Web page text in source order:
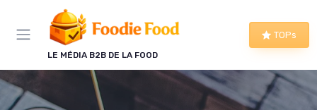
LE MÉDIA B2B DE LA FOOD
TOPs
Panneau de gestion des cookies